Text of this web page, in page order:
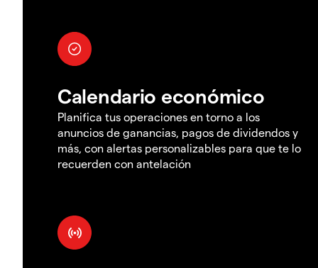
Calendario económico
Planifica tus operaciones en torno a los
anuncios de ganancias, pagos de dividendos y
más, con alertas personalizables para que te lo
recuerden con antelación